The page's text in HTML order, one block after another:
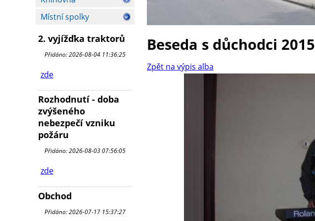
Místní spolky
2. vyjížďka traktorů
Přidáno: 2026-08-04 11:36:25
zde
Rozhodnutí - doba
zvýšeného
nebezpečí vzniku
požáru
Přidáno: 2026-08-03 07:56:05
zde
Obchod
Přidáno: 2026-07-17 15:37:27
Beseda s důchodci 2015
Zpět na výpis alba